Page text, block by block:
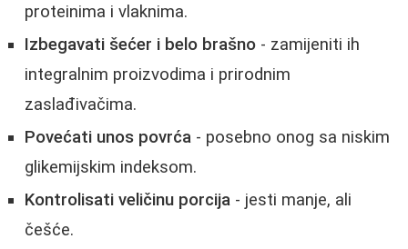
proteinima i vlaknima.
Izbegavati šećer i belo brašno - zamijeniti ih
integralnim proizvodima i prirodnim
zaslađivačima.
Povećati unos povrća - posebno onog sa niskim
glikemijskim indeksom.
Kontrolisati veličinu porcija - jesti manje, ali
češće.